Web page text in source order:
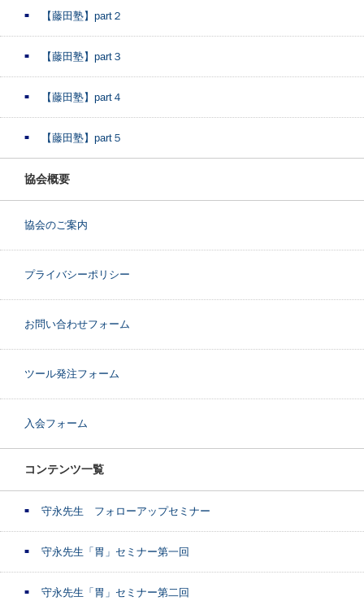
【藤田塾】part２
【藤田塾】part３
【藤田塾】part４
【藤田塾】part５
協会概要
協会のご案内
プライバシーポリシー
お問い合わせフォーム
ツール発注フォーム
入会フォーム
コンテンツ一覧
守永先生 フォローアップセミナー
守永先生「胃」セミナー第一回
守永先生「胃」セミナー第二回